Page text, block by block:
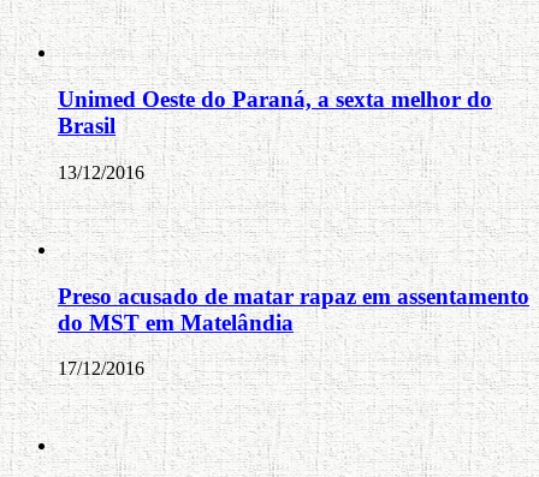
Unimed Oeste do Paraná, a sexta melhor do
Brasil
13/12/2016
Preso acusado de matar rapaz em assentamento
do MST em Matelândia
17/12/2016